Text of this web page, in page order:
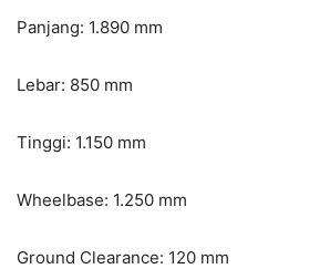
Panjang: 1.890 mm
Lebar: 850 mm
Tinggi: 1.150 mm
Wheelbase: 1.250 mm
Ground Clearance: 120 mm